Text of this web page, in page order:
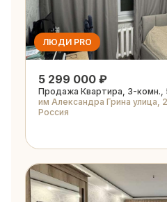
ЛЮДИ PRO
5 299 000 ₽
Продажа Квартира, 3-комн.,
им Александра Грина
Россия